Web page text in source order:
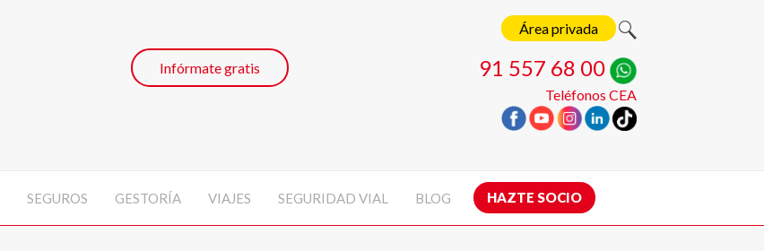
Área privada
91 557 68 00
Teléfonos CEA
Infórmate gratis
SEGUROS GESTORÍA VIAJES SEGURIDAD VIAL BLOG HAZTE SOCIO